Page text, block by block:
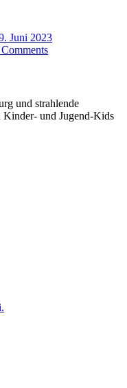
Juni 2023
und strahlende
Kinder- und Jugend-Kids